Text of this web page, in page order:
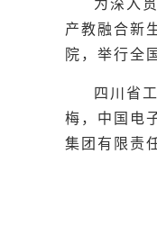
为深入
产教融合新
院，举行全
四川省
梅，中国电
集团有限责